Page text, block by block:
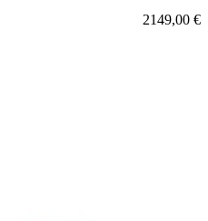
2149,00 €